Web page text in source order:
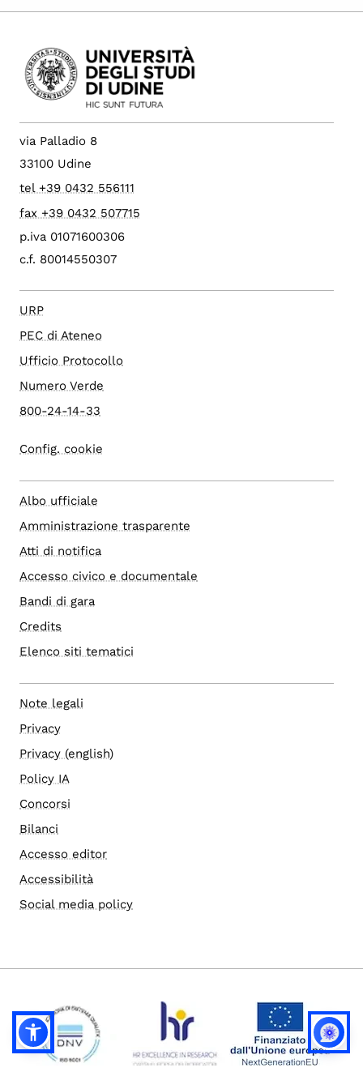
via Palladio 8
33100 Udine
tel +39 0432 556111
fax +39 0432 507715
p.iva 01071600306
c.f. 80014550307
URP
PEC di Ateneo
Ufficio Protocollo
Numero Verde
800-24-14-33
Config. cookie
Albo ufficiale
Amministrazione trasparente
Atti di notifica
Accesso civico e documentale
Bandi di gara
Credits
Elenco siti tematici
Note legali
Privacy
Privacy (english)
Policy IA
Concorsi
Bilanci
Accesso editor
Accessibilità
Social media policy